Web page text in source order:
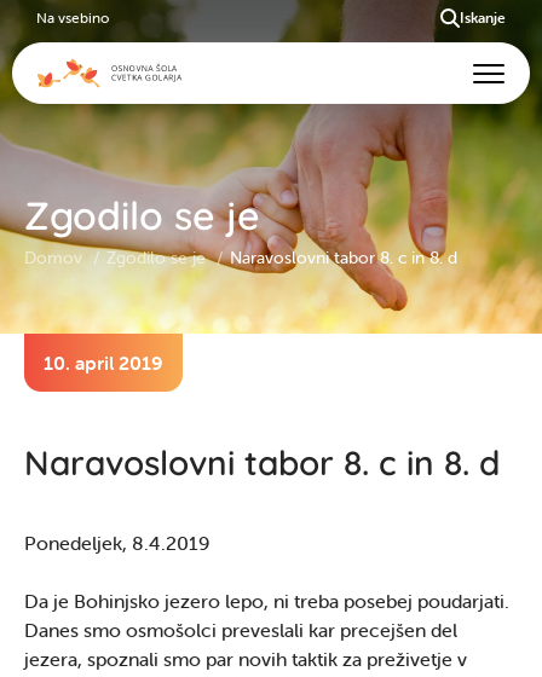
Zgodilo se je
Domov Zgodilo se je Naravoslovni tabor 8. c in 8. d
10. april 2019
Naravoslovni tabor 8. c in 8. d
Ponedeljek, 8.4.2019
Da je Bohinjsko jezero lepo, ni treba posebej poudarjati.
Danes smo osmošolci preveslali kar precejšen del
jezera, spoznali smo par novih taktik za preživetje v
Na vsebino Iskanje